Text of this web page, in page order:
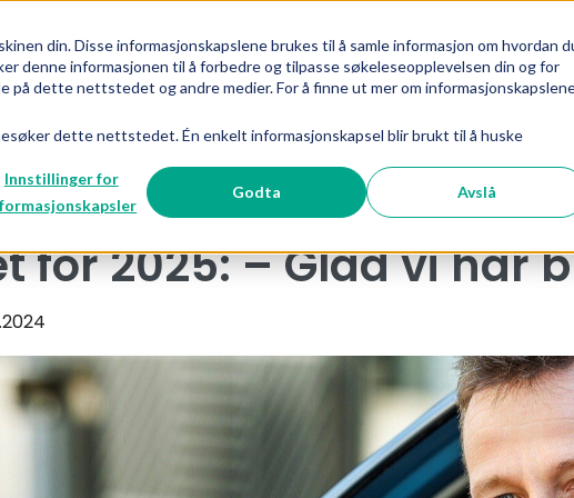
din. Disse informasjonskapslene brukes til å samle informasjon om hvordan
denne informasjonen til å forbedre og tilpasse søkeleseopplevelsen din og for
på dette nettstedet og andre medier. For å finne ut mer om
dette nettstedet. Én enkelt informasjonskapsel blir brukt til å huske
Innstillinger for
Godta Avslå
Nyheter BIL menerVis undermeny for {{ link.label }}
Fakta og analyseVis
for 2025: – Glad vi har